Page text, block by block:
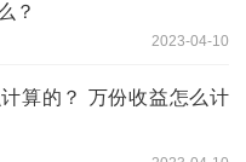
？
2023-04-10
算的？ 万份收益怎么计